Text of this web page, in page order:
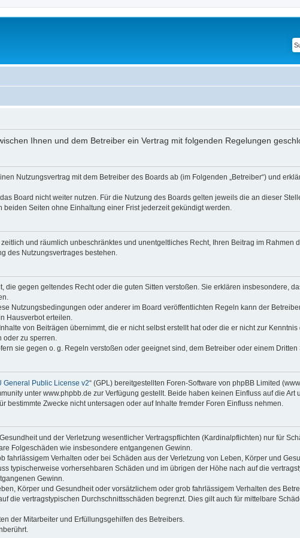
Ihnen und dem Betreiber ein Vertrag mit folgenden Regelungen
Nutzungsvertrag mit dem Betreiber des Boards ab (im Folgenden „Betreiber“) und
Board nicht weiter nutzen. Für die Nutzung des Boards gelten jeweils die an dieser
Seiten ohne Einhaltung einer Frist jederzeit gekündigt werden.
und räumlich unbeschränktes und unentgeltliches Recht, Ihren Beitrag im Rahmen
des Nutzungsvertrages bestehen.
gegen geltendes Recht oder die guten Sitten verstoßen. Sie erklären insbesondere,
Nutzungsbedingungen oder anderer im Board veröffentlichten Regeln kann der
Hausverbot erteilen.
von Beiträgen übernimmt, die er nicht selbst erstellt hat oder die er nicht zur
oder zu sperren.
sie gegen o. g. Regeln verstoßen oder geeignet sind, dem Betreiber oder einem
General Public License v2“ (GPL) bereitgestellten Foren-Software von phpBB Limited
unter www.phpbb.de zur Verfügung gestellt. Beide haben keinen Einfluss auf die Art
Zwecke nicht untersagen oder auf Inhalte fremder Foren Einfluss nehmen.
und der Verletzung wesentlicher Vertragspflichten (Kardinalpflichten) nur für
Folgeschäden wie insbesondere entgangenen Gewinn.
Verhalten oder bei Schäden aus der Verletzung von Leben, Körper und
typischerweise vorhersehbaren Schäden und im übrigen der Höhe nach auf die
Gewinn.
Körper und Gesundheit oder vorsätzlichem oder grob fahrlässigem Verhalten des
die vertragstypischen Durchschnittsschäden begrenzt. Dies gilt auch für mittelbare
der Mitarbeiter und Erfüllungsgehilfen des Betreibers.